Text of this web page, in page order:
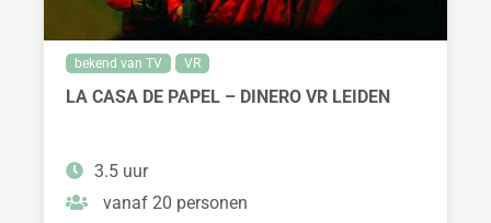
bekend van TV VR
LA CASA DE PAPEL – DINERO VR LEIDEN
3.5 uur
vanaf 20 personen